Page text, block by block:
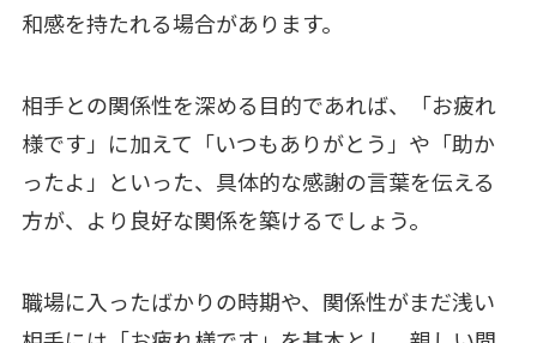
和感を持たれる場合があります。
相手との関係性を深める目的であれば、「お疲れ
様です」に加えて「いつもありがとう」や「助か
ったよ」といった、具体的な感謝の言葉を伝える
方が、より良好な関係を築けるでしょう。
職場に入ったばかりの時期や、関係性がまだ浅い